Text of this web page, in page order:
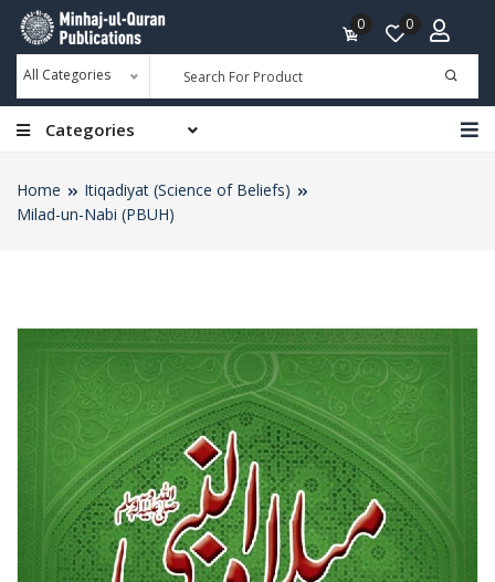
All Categories
0 0
Categories
Home
Itiqadiyat (Science of Beliefs)
Milad-un-Nabi (PBUH)